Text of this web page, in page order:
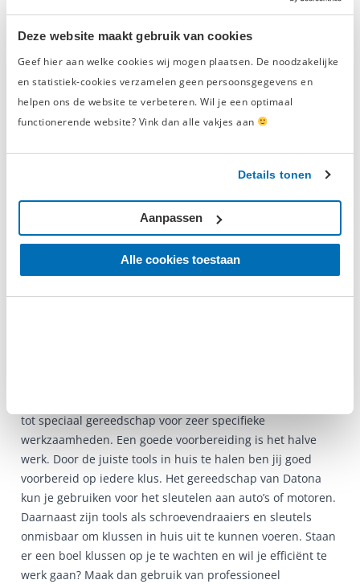
Deze website maakt gebruik van cookies
Geef hier aan welke cookies wij mogen plaatsen. De noodzakelijke
en statistiek-cookies verzamelen geen persoonsgegevens en
helpen ons de website te verbeteren. Wil je een optimaal
functionerende website? Vink dan alle vakjes aan
Details tonen
Alle cookies toestaan
Aanpassen
Tangen
Schroevendraaiers
Auto-,motor- enfietsgereedschap
Luchtgereedschap
En kun je het niet vinden in onze webshop? Neem dan
zeker contact op met de specialisten van onze
klantenservice. Zij helpen je graag verder met jouw
zoektocht naar het juiste gereedschap voor al je klussen.
tot speciaal gereedschap voor zeer specifieke
werkzaamheden. Een goede voorbereiding is het halve
werk. Door de juiste tools in huis te halen ben jij goed
voorbereid op iedere klus. Het gereedschap van Datona
kun je gebruiken voor het sleutelen aan auto’s of motoren.
Daarnaast zijn tools als schroevendraaiers en sleutels
onmisbaar om klussen in huis uit te kunnen voeren. Staan
er een boel klussen op je te wachten en wil je efficiënt te
werk gaan? Maak dan gebruik van professioneel